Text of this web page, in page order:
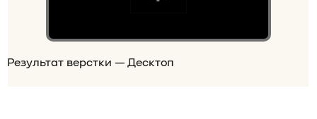
Результат верстки — Десктоп